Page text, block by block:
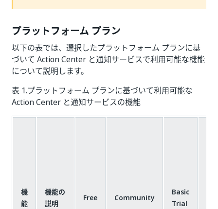
プラットフォーム プラン
以下の表では、選択したプラットフォーム プランに基
づいて Action Center と通知サービスで利用可能な機能
について説明します。
表 1.プラットフォーム プランに基づいて利用可能な
Action Center と通知サービスの機能
機
能
機能の
説明
Free Community
Basic
Trial